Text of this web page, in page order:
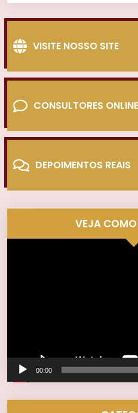
VISITE NOSSO SITE
CONSULTORES ONLINE
DEPOIMENTOS REAIS
VEJA
00:00